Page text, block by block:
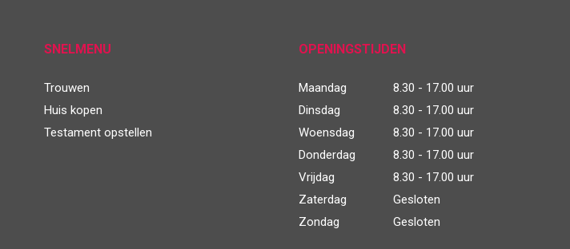
SNELMENU
Trouwen
Huis kopen
Testament opstellen
OPENINGSTIJDEN
Maandag
8.30 - 17.00 uur
Dinsdag
8.30 - 17.00 uur
Woensdag
8.30 - 17.00 uur
Donderdag
8.30 - 17.00 uur
Vrijdag
8.30 - 17.00 uur
Zaterdag
Gesloten
Zondag
Gesloten